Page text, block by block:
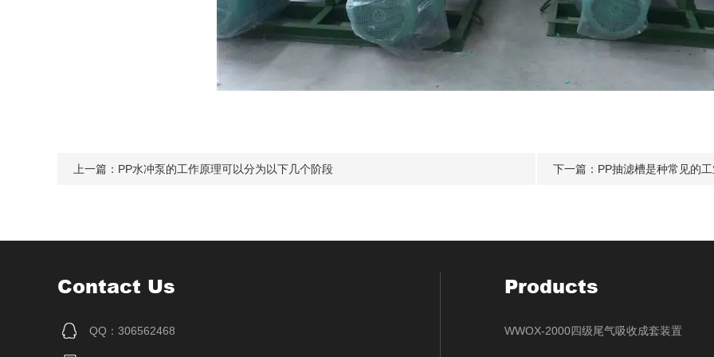
上一篇： PP水冲泵的工作原理可以分为以下几个阶段 下一篇： PP抽滤槽是种常见的
Contact Us
QQ：306562468
Products
WWOX-2000四级尾气吸收成套装置